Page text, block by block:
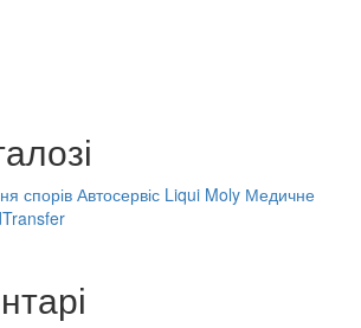
спорів Автосервіс Liqui Moly Медичне